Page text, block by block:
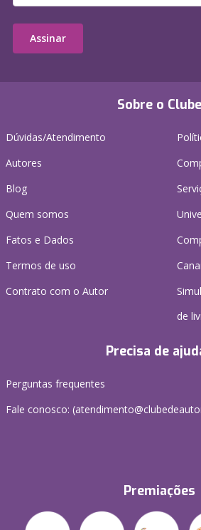
Sobre o Clube
Dúvidas/Atendimento
Autores
Blog
Quem somos
Fatos e Dados
Termos de uso
Contrato com o Autor
de
Precisa de
Perguntas frequentes
Fale conosco:
Premiações
Assinar